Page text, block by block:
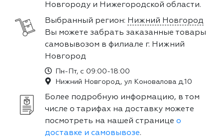
Новгороду и Нижегородской области.
Выбранный регион: Нижний Новгород
Вы можете забрать заказанные товары
самовывозом в филиале г. Нижний
Новгород
Пн-Пт, с 09:00-18:00
Нижний Новгород, ул Коновалова д.10
Более подробную информацию, в том
числе о тарифах на доставку можете
посмотреть на нашей странице о
доставке и самовывозе.